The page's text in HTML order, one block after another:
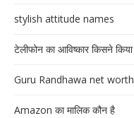
stylish attitude names
टेलीफोन का आविष्कार किसने किया
Guru Randhawa net worth
Amazon का मालिक कौन है